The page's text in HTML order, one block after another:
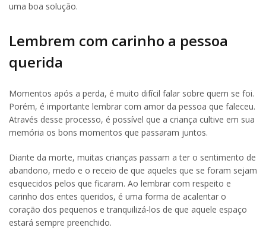
uma boa solução.
Lembrem com carinho a pessoa
querida
Momentos após a perda, é muito difícil falar sobre quem se foi.
Porém, é importante lembrar com amor da pessoa que faleceu.
Através desse processo, é possível que a criança cultive em sua
memória os bons momentos que passaram juntos.
Diante da morte, muitas crianças passam a ter o sentimento de
abandono, medo e o receio de que aqueles que se foram sejam
esquecidos pelos que ficaram. Ao lembrar com respeito e
carinho dos entes queridos, é uma forma de acalentar o
coração dos pequenos e tranquilizá-los de que aquele espaço
estará sempre preenchido.